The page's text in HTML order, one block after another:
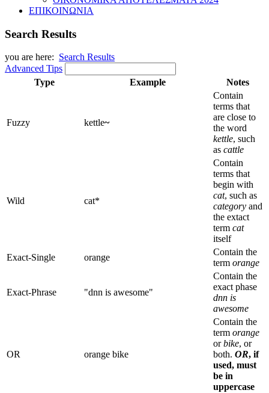
ΕΠΙΚΟΙΝΩΝΙΑ
Search Results
you are here: Search Results
Advanced Tips
Type
Example Notes
Fuzzy kettle~
Contain
terms that
are close to
the word
kettle, such
as cattle
Wild cat*
Contain
terms that
begin with
cat, such as
category and
the extact
term cat
itself
Exact-Single
orange
Contain the
term orange
Exact-Phrase "dnn is awesome"
Contain the
exact phase
dnn is
awesome
OR orange bike
Contain the
term orange
orbike, or
both. OR, if
used, must
be in
uppercase